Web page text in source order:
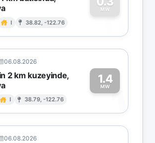
I 38.82, -122.76
MW
0
06.08.2026
2 km kuzeyinde,
I 38.79, -122.76
1.4
MW1
06.08.2026